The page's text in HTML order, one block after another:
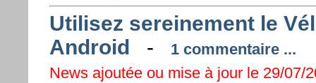
Utilisez sereinement le
Android -
1 commentaire ...
News ajoutée ou mise à jour le 29/07/